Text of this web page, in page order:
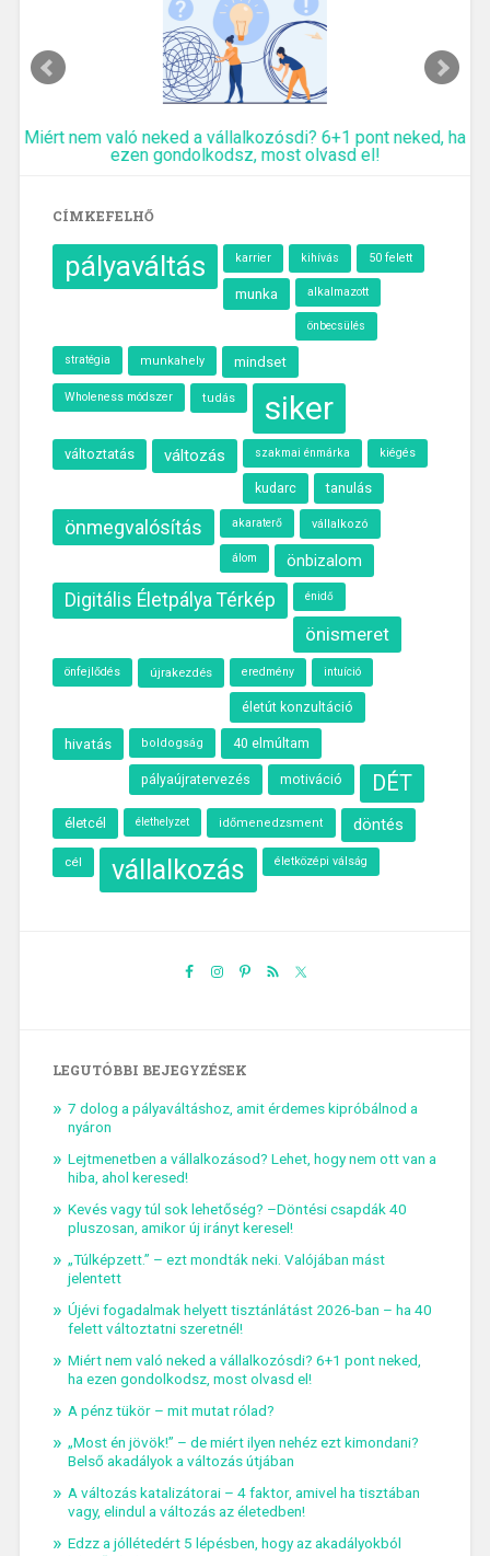
Miért nem való neked a vállalkozósdi? 6+1 pont neked, ha
ezen gondolkodsz, most olvasd el!
CÍMKEFELHŐ
pályaváltás karrier kihívás 50 felett
munka alkalmazott
önbecsülés
stratégia munkahely mindset
Wholeness módszer tudás siker
változtatás változás szakmai énmárka kiégés
kudarc tanulás
önmegvalósítás akaraterő vállalkozó
álom önbizalom
Digitális Életpálya Térkép énidő
önismeret
önfejlődés újrakezdés eredmény intuíció
életút konzultáció
hivatás boldogság 40 elmúltam
pályaújratervezés motiváció DÉT
életcél élethelyzet időmenedzsment döntés
cél vállalkozás életközépi válság
LEGUTÓBBI BEJEGYZÉSEK
7 dolog a pályaváltáshoz, amit érdemes kipróbálnod a
nyáron
Lejtmenetben a vállalkozásod? Lehet, hogy nem ott van a
hiba, ahol keresed!
Kevés vagy túl sok lehetőség? –Döntési csapdák 40
pluszosan, amikor új irányt keresel!
„Túlképzett.” – ezt mondták neki. Valójában mást
jelentett
Újévi fogadalmak helyett tisztánlátást 2026-ban – ha 40
felett változtatni szeretnél!
Miért nem való neked a vállalkozósdi? 6+1 pont neked,
ha ezen gondolkodsz, most olvasd el!
A pénz tükör – mit mutat rólad?
„Most én jövök!” – de miért ilyen nehéz ezt kimondani?
Belső akadályok a változás útjában
A változás katalizátorai – 4 faktor, amivel ha tisztában
vagy, elindul a változás az életedben!
Edzz a jóllétedért 5 lépésben, hogy az akadályokból